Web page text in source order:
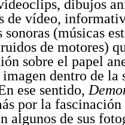
dibujos
de vídeo,
sonoras (músicas
de motores)
sobre el papel
dentro de la
ese sentido,
por la fascinación
algunos de sus